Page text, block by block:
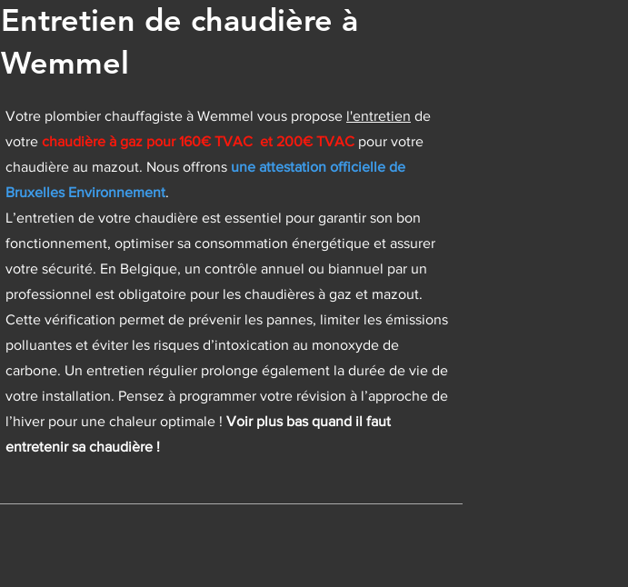
Entretien de chaudière à
Wemmel
Votre plombier chauffagiste à Wemmel vous propose l'entretien de
votre chaudière à gaz pour 160€ TVAC et 200€ TVAC pour votre
chaudière au mazout. Nous offrons une attestation officielle de
Bruxelles Environnement.
L’entretien de votre chaudière est essentiel pour garantir son bon
fonctionnement, optimiser sa consommation énergétique et assurer
votre sécurité. En Belgique, un contrôle annuel ou biannuel par un
professionnel est obligatoire pour les chaudières à gaz et mazout.
Cette vérification permet de prévenir les pannes, limiter les émissions
polluantes et éviter les risques d’intoxication au monoxyde de
carbone. Un entretien régulier prolonge également la durée de vie de
votre installation. Pensez à programmer votre révision à l’approche de
l’hiver pour une chaleur optimale ! Voir plus bas quand il faut
entretenir sa chaudière !